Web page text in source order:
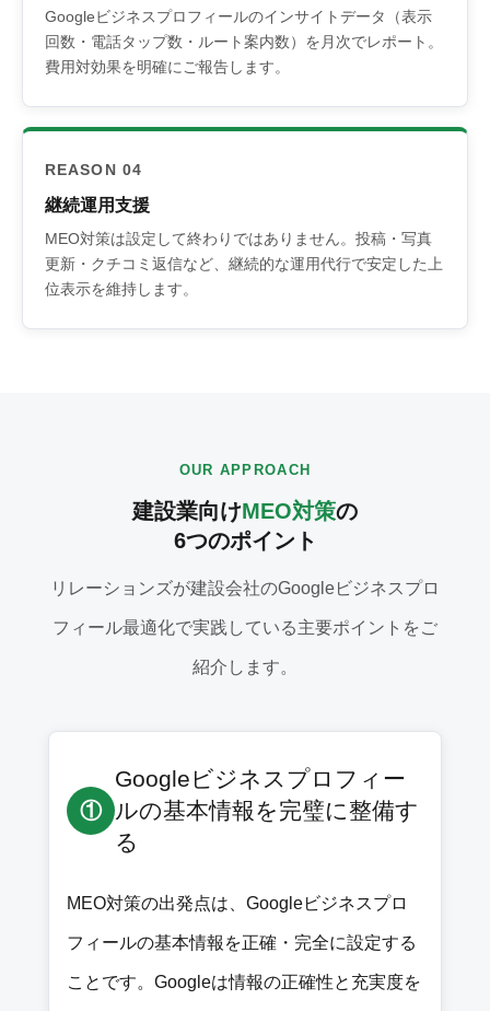
Googleビジネスプロフィールのインサイトデータ（表示
回数・電話タップ数・ルート案内数）を月次でレポート。
費用対効果を明確にご報告します。
REASON 04
継続運用支援
MEO対策は設定して終わりではありません。投稿・写真
更新・クチコミ返信など、継続的な運用代行で安定した上
位表示を維持します。
OUR APPROACH
建設業向けMEO対策の
6つのポイント
リレーションズが建設会社のGoogleビジネスプロ
フィール最適化で実践している主要ポイントをご
紹介します。
①
Googleビジネスプロフィー
ルの基本情報を完璧に整備す
る
MEO対策の出発点は、Googleビジネスプロ
フィールの基本情報を正確・完全に設定する
ことです。Googleは情報の正確性と充実度を